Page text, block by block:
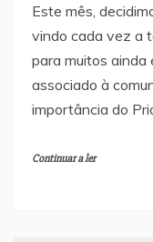
Este mês,
vindo cada vez a
para muitos ainda
associado à
importância do
Continuar a ler